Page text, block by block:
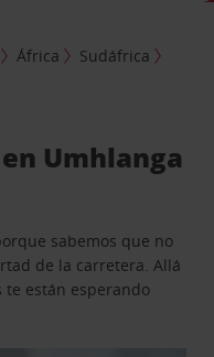
África
Sudáfrica
Umhlanga
sabemos que no
de la carretera. Allá
te están esperando